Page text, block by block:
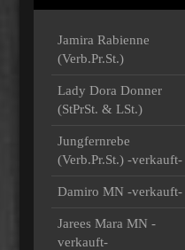
Jamira Rabienne
(Verb.Pr.St.)
Lady Dora Donner
(StPrSt. & LSt.)
Jungfernrebe
(Verb.Pr.St.) -verkauft-
Damiro MN -verkauft-
Jarees Mara MN -
verkauft-